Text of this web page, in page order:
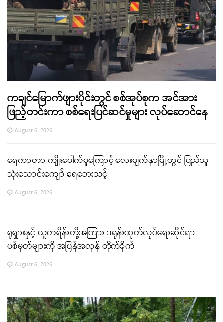
ကချင်မြောက်ဖျားပိုင်းတွင် စစ်အုပ်စုက အင်အား
ဖြည့်တင်းကာ စစ်ရေးပြင်ဆင်မှုများ လုပ်ဆောင်နေ
August 6, 2026
ရေကာတာ ကျိုးပေါက်မှုကြောင့် လေးမျက်နှာမြို့တွင် ပြည်သူ
သုံးသောင်းကျော် ရေဘေးသင့်
August 6, 2026
ရုရှားနှင့် ယူကရိန်းတို့အကြား ဒရုန်းထုတ်လုပ်ရေးဆိုင်ရာ
ပစ်မှတ်များကို အပြန်အလှန် တိုက်ခိုက်
August 6, 2026